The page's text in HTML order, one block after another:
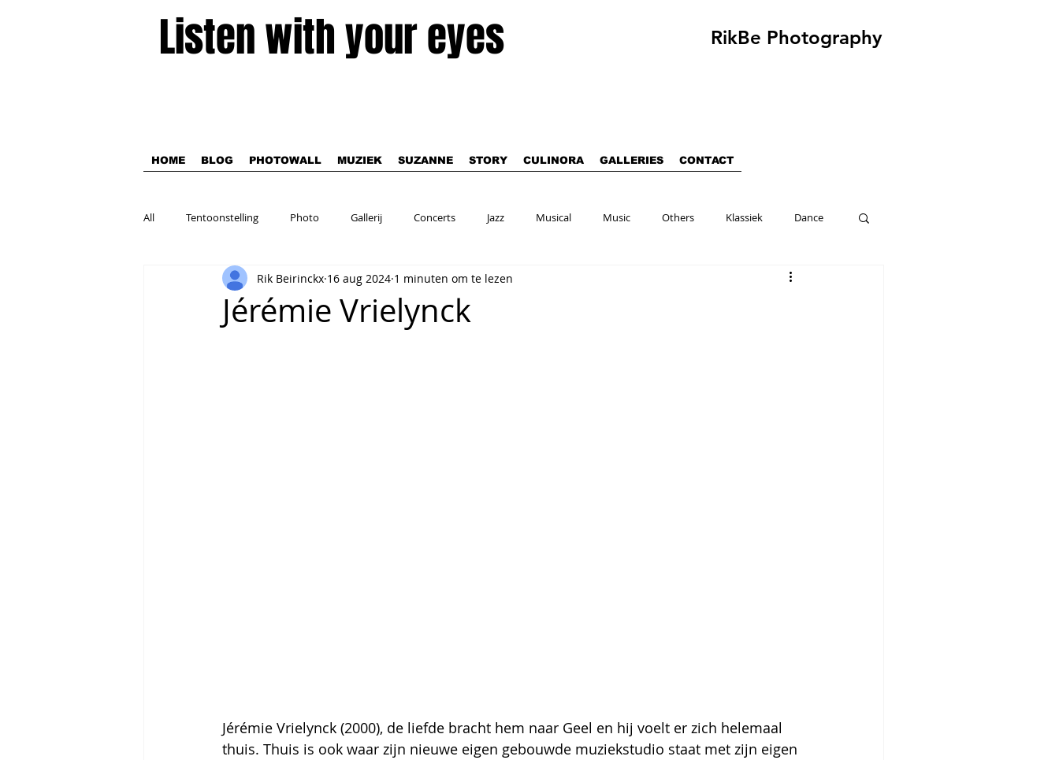
Listen with your eyes RikBe Photography
HOME BLOG PHOTOWALL MUZIEK SUZANNE STORY CULINORA GALLERIES CONTACT
All Tentoonstelling Photo Gallerij Concerts Jazz Musical Music Others Klassiek Dance
Jérémie Vrielynck
Rik Beirinckx 16 aug 2024 1 minuten om te lezen
Jérémie Vrielynck (2000), de liefde bracht hem naar Geel en hij voelt er zich helemaal
thuis. Thuis is ook waar zijn nieuwe eigen gebouwde muziekstudio staat met zijn eigen